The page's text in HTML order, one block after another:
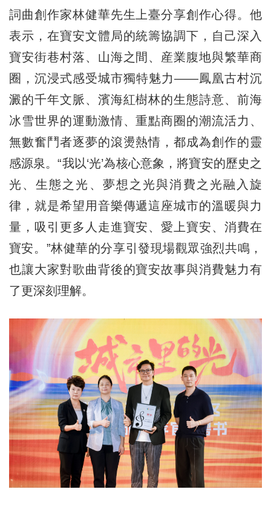
詞曲創作家林健華先生上臺分享創作心得。他
表示，在寶安文體局的統籌協調下，自己深入
寶安街巷村落、山海之間、産業腹地與繁華商
圈，沉浸式感受城市獨特魅力——鳳凰古村沉
澱的千年文脈、濱海紅樹林的生態詩意、前海
冰雪世界的運動激情、重點商圈的潮流活力、
無數奮鬥者逐夢的滾燙熱情，都成為創作的靈
感源泉。“我以‘光’為核心意象，將寶安的歷史之
光、生態之光、夢想之光與消費之光融入旋
律，就是希望用音樂傳遞這座城市的溫暖與力
量，吸引更多人走進寶安、愛上寶安、消費在
寶安。”林健華的分享引發現場觀眾強烈共鳴，
也讓大家對歌曲背後的寶安故事與消費魅力有
了更深刻理解。